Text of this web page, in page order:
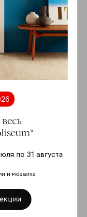
-5%
по 31 августа
и мозаика